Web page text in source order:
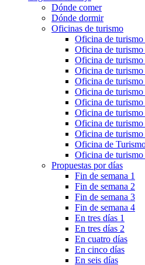
Dónde comer
Dónde dormir
Oficinas de turismo
Oficina de
Oficina de
Oficina de turismo
Oficina de turismo
Oficina de turismo
Oficina de
Oficina de turismo
Oficina de
Oficina de
Oficina de
Oficina de
Oficina de
Propuestas por días
Fin de semana 1
Fin de semana 2
Fin de semana 3
Fin de semana 4
En tres días 1
En tres días 2
En cuatro días
En cinco días
En seis días